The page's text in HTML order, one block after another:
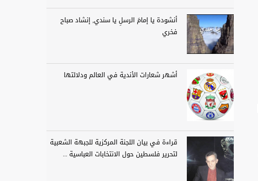
أنشودة يا إمامَ الرسلِ يا سندي, إنشاد صباح
فخري
أشهر شعارات الأندية في العالم ودلالتها
قراءة في بيان اللجنة المركزية للجبهة الشعبية
لتحرير فلسطين حول الانتخابات العباسية ...